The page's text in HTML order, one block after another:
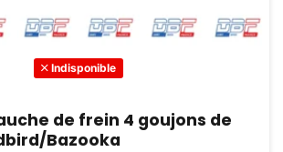
Indisponible
de frein 4 goujons de
Bazooka